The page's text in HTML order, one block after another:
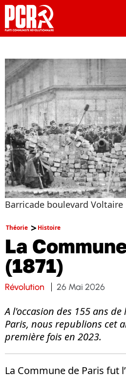
Barricade boulevard Voltaire
Théorie Histoire
La
(1871)
Révolution 26 Mai 2026
A l'occasion des 155 ans
Paris, nous republions cet
première fois en 2023.
La Commune de Paris fut